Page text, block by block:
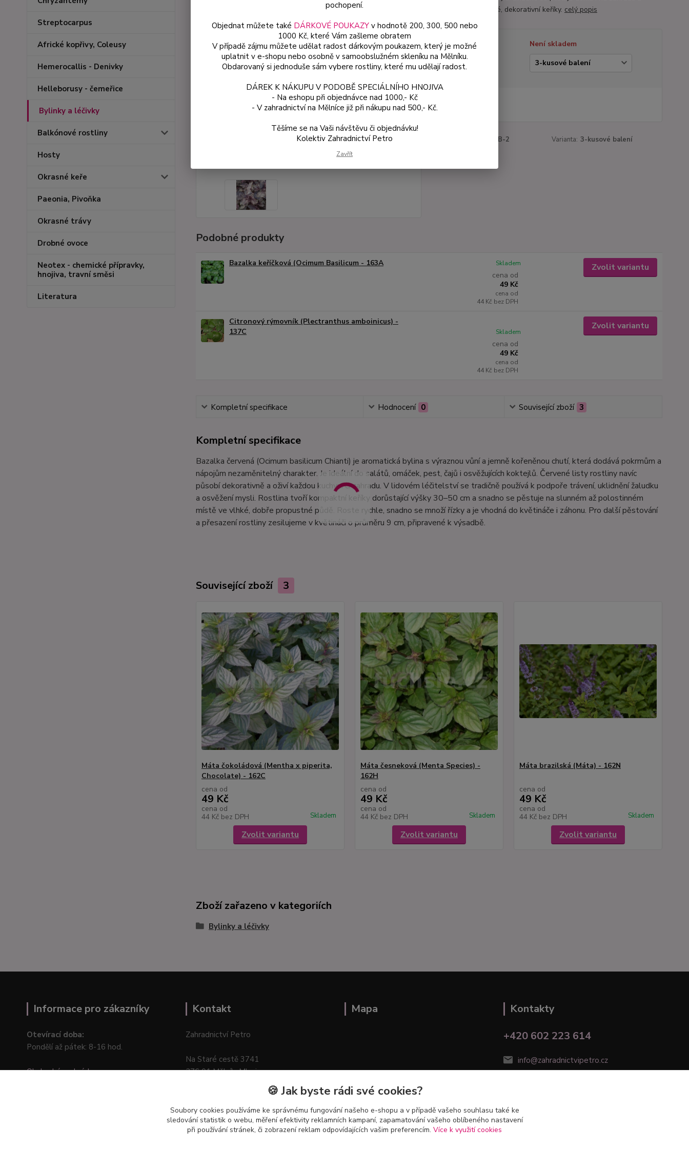
Streptocarpus
Africké kopřivy, Coleusy
Hemerocallis - Denivky
Helleborusy - čemeřice
Bylinky a léčivky
Balkónové rostliny
Hosty
Okrasné keře
Paeonia, Pivoňka
Okrasné trávy
Drobné ovoce
Neotex - chemické přípravky,
hnojiva, travní směsi
Literatura
rychle vytváří husté, dekorativní keříky. celý popis
Dostupnost
Není skladem
Varianta
163B-2 Varianta: 3-kusové balení
Podobné produkty
Bazalka keříčková (Ocimum Basilicum - 163A
cena od
49 Kč
cena od
44 Kč bez DPH
Skladem Zvolit variantu
Citronový rýmovník (Plectranthus amboinicus) -
137C
cena od
49 Kč
cena od
44 Kč bez DPH
Skladem
Zvolit variantu
Kompletní specifikace Hodnocení 0 Související zboží 3
Kompletní specifikace
Bazalka červená (Ocimum basilicum Chianti) je aromatická bylina s výraznou vůní a jemně kořeněnou chutí, která dodává pokrmům a
nápojům nezaměnitelný charakter. Je ideální do salátů, omáček, pest, čajů i osvěžujících koktejlů. Červené listy rostliny navíc
působí dekorativně a oživí každou kuchyni či zahradu. V lidovém léčitelství se tradičně používá k podpoře trávení, uklidnění žaludku
a osvěžení mysli. Rostlina tvoří kompaktní keříky dorůstající výšky 30–50 cm a snadno se pěstuje na slunném až polostinném
místě ve vlhké, dobře propustné půdě. Roste rychle, snadno se množí řízky a je vhodná do květináče i záhonu. Pro další pěstování
a přesazení rostliny zesilujeme v květináči o průměru 9 cm, připravené k výsadbě.
Související zboží 3
Máta čokoládová (Mentha x piperita,
Chocolate) - 162C
cena od
49 Kč
cena od
44 Kč bez DPH Skladem
Zvolit variantu
Máta česneková (Menta Species) -
162H
cena od
49 Kč
cena od
44 Kč bez DPH Skladem
Zvolit variantu
Máta brazilská (Máta) - 162N
cena od
49 Kč
cena od
44 Kč bez DPH Skladem
Zvolit variantu
Zboží zařazeno v kategoriích
Bylinky a léčivky
Informace pro zákazníky
Otevírací doba:
Pondělí až pátek: 8-16 hod.
Obchodní podmínky
Kontakt
Zahradnictví Petro
Na Staré cestě 3741
276 01 Mělník–Mlazice
Mapa
Kontakty
+420 602 223 614
info@zahradnictvipetro.cz
pochopení.
Objednat můžete také DÁRKOVÉ POUKAZYv hodnotě 200, 300, 500 nebo
1000 Kč, které Vám zašleme obratem
V případě zájmu můžete udělat radost dárkovým poukazem, který je možné
uplatnit v e-shopu nebo osobně v samoobslužném skleníku na Mělníku.
Obdarovaný si jednoduše sám vybere rostliny, které mu udělají radost.
DÁREK K NÁKUPU V PODOBĚ SPECIÁLNÍHO HNOJIVA
- Na eshopu při objednávce nad 1000,- Kč
- V zahradnictví na Mělníce již při nákupu nad 500,- Kč.
Těšíme se na Vaši návštěvu či objednávku!
Kolektiv Zahradnictví Petro
Zavřít
🍪 Jak byste rádi své cookies?
Soubory cookies používáme ke správnému fungování našeho e-shopu a v případě vašeho souhlasu také ke
sledování statistik o webu, měření efektivity reklamních kampaní, zapamatování vašeho oblíbeného nastavení
při používání stránek, či zobrazení reklam odpovídajících vašim preferencím. Více k využití cookies